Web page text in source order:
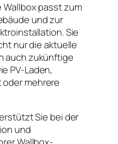
passt zum
und zur
Sie
nur die aktuelle
auch zukünftige
PV-Laden,
mehrere
Sie bei der
und